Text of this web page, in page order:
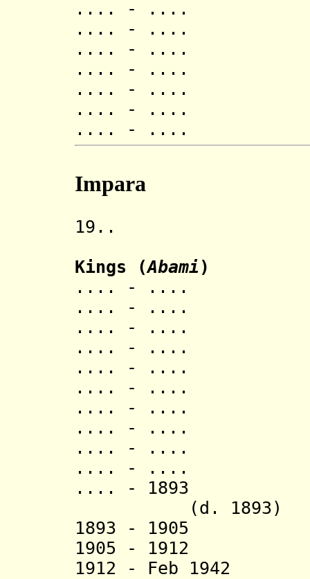
.... - ....
.... - ....
.... - ....
.... - ....
.... - ....
.... - ....
.... - ....
Impara
19..
Kings (Abami )
.... - ....
.... - ....
.... - ....
.... - ....
.... - ....
.... - ....
.... - ....
.... - ....
.... - ....
.... - ....
.... -
(d. 1893)
1893 - 1905
1905 - 1912
1912 - Feb 1942